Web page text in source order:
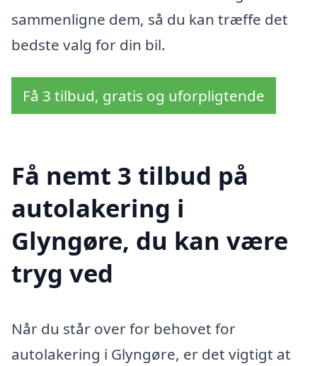
sammenligne dem, så du kan træffe det
bedste valg for din bil.
Få 3 tilbud, gratis og uforpligtende
Få nemt 3 tilbud på
autolakering i
Glyngøre, du kan være
tryg ved
Når du står over for behovet for
autolakering i Glyngøre, er det vigtigt at